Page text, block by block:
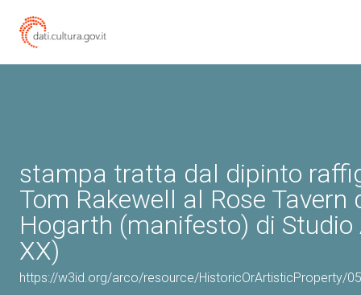
stampa tratta dal dipinto
Tom Rakewell al Rose Tavern
Hogarth (manifesto) di Studio
XX)
https://w3id.org/arco/resource/HistoricOrArtisticProperty/